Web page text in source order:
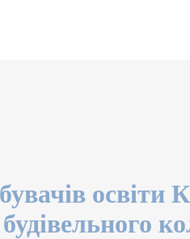
освіти